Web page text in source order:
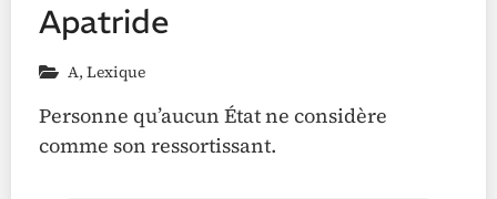
Apatride
A, Lexique
Personne qu’aucun État ne considère
comme son ressortissant.